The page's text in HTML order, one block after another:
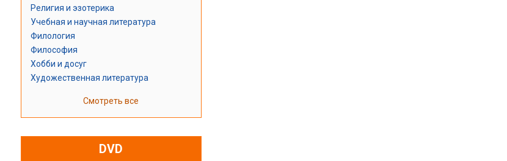
Религия и эзотерика
Учебная и научная литература
Филология
Философия
Хобби и досуг
Художественная литература
Смотреть все
DVD